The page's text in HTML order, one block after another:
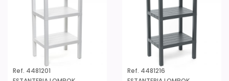
Ref. 4481201 Ref. 4481216